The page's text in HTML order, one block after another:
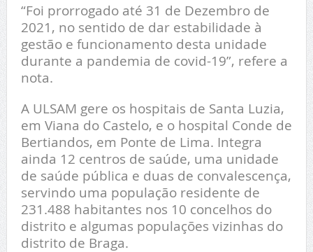
“Foi prorrogado até 31 de Dezembro de
2021, no sentido de dar estabilidade à
gestão e funcionamento desta unidade
durante a pandemia de covid-19”, refere a
nota.
A ULSAM gere os hospitais de Santa Luzia,
em Viana do Castelo, e o hospital Conde de
Bertiandos, em Ponte de Lima. Integra
ainda 12 centros de saúde, uma unidade
de saúde pública e duas de convalescença,
servindo uma população residente de
231.488 habitantes nos 10 concelhos do
distrito e algumas populações vizinhas do
distrito de Braga.